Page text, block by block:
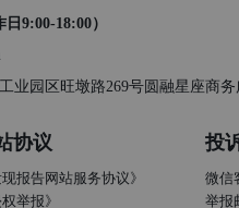
日9:00-18:00）
业园区旺墩路269号圆融星座商
协议
现报告网站服务协议》
权举报》
投
微信
举报